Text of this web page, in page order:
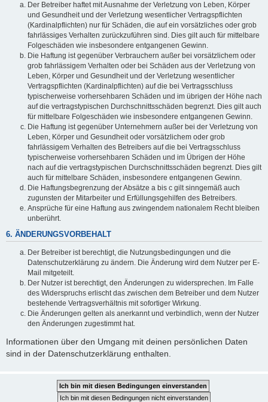
Der Betreiber haftet mit Ausnahme der Verletzung von Leben, Körper
und Gesundheit und der Verletzung wesentlicher Vertragspflichten
(Kardinalpflichten) nur für Schäden, die auf ein vorsätzliches oder grob
fahrlässiges Verhalten zurückzuführen sind. Dies gilt auch für mittelbare
Folgeschäden wie insbesondere entgangenen Gewinn.
Die Haftung ist gegenüber Verbrauchern außer bei vorsätzlichem oder
grob fahrlässigem Verhalten oder bei Schäden aus der Verletzung von
Leben, Körper und Gesundheit und der Verletzung wesentlicher
Vertragspflichten (Kardinalpflichten) auf die bei Vertragsschluss
typischerweise vorhersehbaren Schäden und im übrigen der Höhe nach
auf die vertragstypischen Durchschnittsschäden begrenzt. Dies gilt auch
für mittelbare Folgeschäden wie insbesondere entgangenen Gewinn.
Die Haftung ist gegenüber Unternehmern außer bei der Verletzung von
Leben, Körper und Gesundheit oder vorsätzlichem oder grob
fahrlässigem Verhalten des Betreibers auf die bei Vertragsschluss
typischerweise vorhersehbaren Schäden und im Übrigen der Höhe
nach auf die vertragstypischen Durchschnittsschäden begrenzt. Dies gilt
auch für mittelbare Schäden, insbesondere entgangenen Gewinn.
Die Haftungsbegrenzung der Absätze a bis c gilt sinngemäß auch
zugunsten der Mitarbeiter und Erfüllungsgehilfen des Betreibers.
Ansprüche für eine Haftung aus zwingendem nationalem Recht bleiben
unberührt.
6. ÄNDERUNGSVORBEHALT
Der Betreiber ist berechtigt, die Nutzungsbedingungen und die
Datenschutzerklärung zu ändern. Die Änderung wird dem Nutzer per E-
Mail mitgeteilt.
Der Nutzer ist berechtigt, den Änderungen zu widersprechen. Im Falle
des Widerspruchs erlischt das zwischen dem Betreiber und dem Nutzer
bestehende Vertragsverhältnis mit sofortiger Wirkung.
Die Änderungen gelten als anerkannt und verbindlich, wenn der Nutzer
den Änderungen zugestimmt hat.
Informationen über den Umgang mit deinen persönlichen Daten
sind in der Datenschutzerklärung enthalten.